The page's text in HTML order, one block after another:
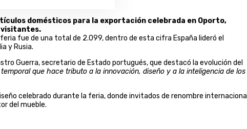
domésticos para la exportación celebrada en Oporto,
visitantes.
fue de una total de 2.099, dentro de esta cifra España lideró el
y Rusia.
Guerra, secretario de Estado portugués, que destacó la evolución del
que hace tributo a la innovación, diseño y a la inteligencia de los
celebrado durante la feria, donde invitados de renombre internacional
del mueble.